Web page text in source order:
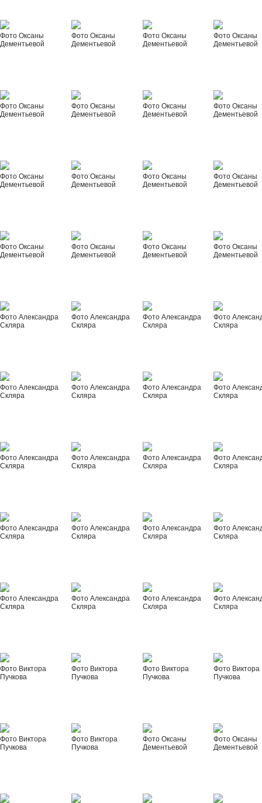
Фото Оксаны
Дементьевой
Фото Оксаны
Дементьевой
Фото Оксаны
Дементьевой
Фото Оксаны
Дементьевой
Фото Оксаны
Дементьевой
Фото Оксаны
Дементьевой
Фото Оксаны
Дементьевой
Фото Оксаны
Дементьевой
Фото Оксаны
Дементьевой
Фото Оксаны
Дементьевой
Фото Оксаны
Дементьевой
Фото Оксаны
Дементьевой
Фото Оксаны
Дементьевой
Фото Оксаны
Дементьевой
Фото Оксаны
Дементьевой
Фото Оксаны
Дементьевой
Фото Александра
Скляра
Фото Александра
Скляра
Фото Александра
Скляра
Фото
Скляра
Фото Александра
Скляра
Фото Александра
Скляра
Фото Александра
Скляра
Фото
Скляра
Фото Александра
Скляра
Фото Александра
Скляра
Фото Александра
Скляра
Фото
Скляра
Фото Александра
Скляра
Фото Александра
Скляра
Фото Александра
Скляра
Фото
Скляра
Фото Александра
Скляра
Фото Александра
Скляра
Фото Александра
Скляра
Фото
Скляра
Фото Виктора
Пучкова
Фото Виктора
Пучкова
Фото Виктора
Пучкова
Фото Виктора
Пучкова
Фото Виктора
Пучкова
Фото Виктора
Пучкова
Фото Оксаны
Дементьевой
Фото Оксаны
Дементьевой